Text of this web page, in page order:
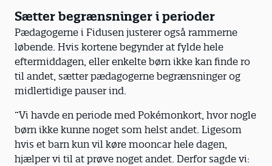
Sætter begrænsninger i perioder
Pædagogerne i Fidusen justerer også rammerne
løbende. Hvis kortene begynder at fylde hele
eftermiddagen, eller enkelte børn ikke kan finde ro
til andet, sætter pædagogerne begrænsninger og
midlertidige pauser ind.
”Vi havde en periode med Pokémonkort, hvor nogle
børn ikke kunne noget som helst andet. Ligesom
hvis et barn kun vil køre mooncar hele dagen,
hjælper vi til at prøve noget andet. Derfor sagde vi: